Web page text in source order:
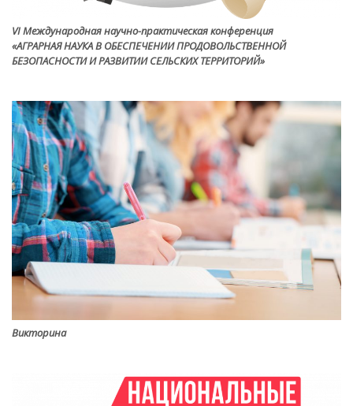
VI Международная научно-практическая конференция
«АГРАРНАЯ НАУКА В ОБЕСПЕЧЕНИИ ПРОДОВОЛЬСТВЕННОЙ
БЕЗОПАСНОСТИ И РАЗВИТИИ СЕЛЬСКИХ ТЕРРИТОРИЙ»
Викторина